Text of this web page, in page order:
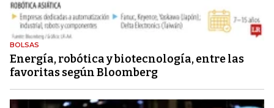
BOLSAS
Energía, robótica y biotecnología, entre las
favoritas según Bloomberg